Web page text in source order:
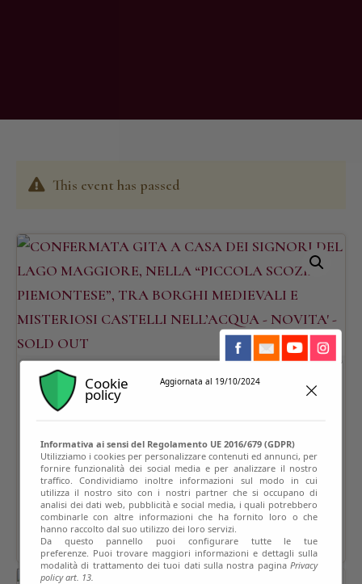
This event has passed
Cookie
policy
Aggiornata al 19/10/2024
Informativa ai sensi del Regolamento UE 2016/679 (GDPR)
Utilizziamo i cookies per personalizzare contenuti ed annunci, per
fornire funzionalità dei social media e per analizzare il nostro
traffico. Condividiamo inoltre informazioni sul modo in cui
utilizza il nostro sito con i nostri partner che si occupano di
analisi dei dati web, pubblicità e social media, i quali potrebbero
combinarle con altre informazioni che ha fornito loro o che
hanno raccolto dal suo utilizzo dei loro servizi.
Da questo pannello puoi configurare tutte le tue
preferenze. Puoi trovare maggiori informazioni e dettagli sulla
modalità di trattamento dei tuoi dati sulla nostra paginaPrivacy
policy art. 13.